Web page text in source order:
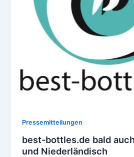
Pressemitteilungen
best-bottles.de bald
und Niederländisch